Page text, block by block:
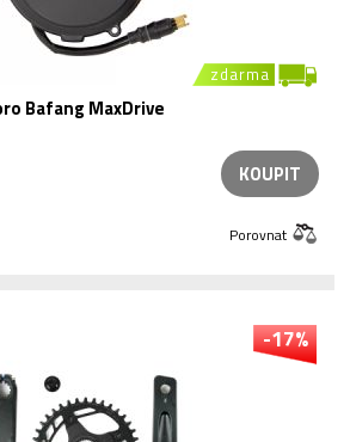
zdarma
Bafang MaxDrive
KOUPIT
Porovnat
-17%